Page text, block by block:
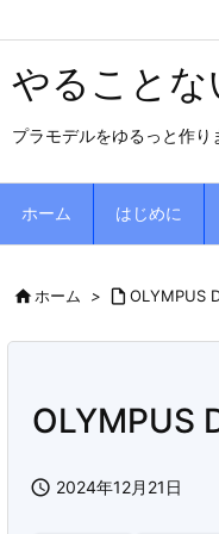
やること
プラモデルをゆるっと作り
ホーム はじめに
ホーム >  OLYMPUS
OLYMPUS
 2024年12月21日